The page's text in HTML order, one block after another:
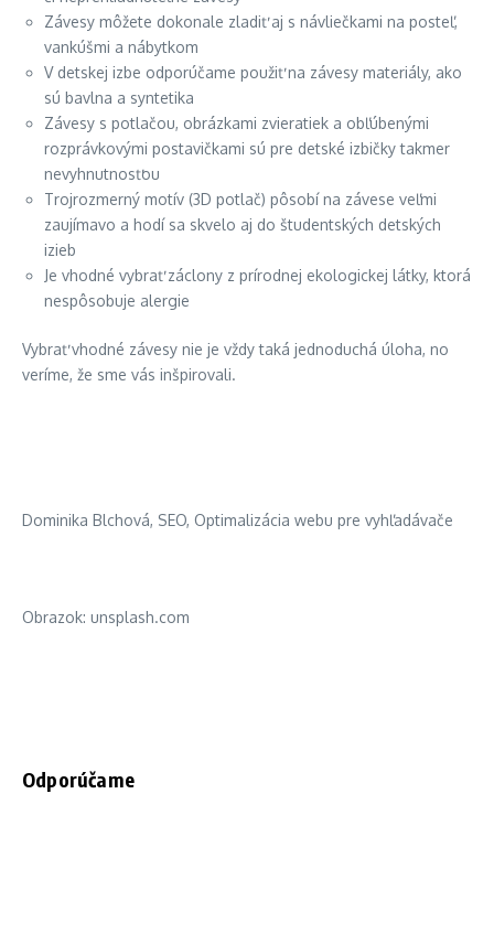
Závesy môžete dokonale zladiť aj s návliečkami na posteľ,
vankúšmi a nábytkom
V detskej izbe odporúčame použiť na závesy materiály, ako
sú bavlna a syntetika
Závesy s potlačou, obrázkami zvieratiek a obľúbenými
rozprávkovými postavičkami sú pre detské izbičky takmer
nevyhnutnosťou
Trojrozmerný motív (3D potlač) pôsobí na závese veľmi
zaujímavo a hodí sa skvelo aj do študentských detských
izieb
Je vhodné vybrať záclony z prírodnej ekologickej látky, ktorá
nespôsobuje alergie
Vybrať vhodné závesy nie je vždy taká jednoduchá úloha, no
veríme, že sme vás inšpirovali.
Dominika Blchová, SEO, Optimalizácia webu pre vyhľadávače
Obrazok: unsplash.com
Odporúčame